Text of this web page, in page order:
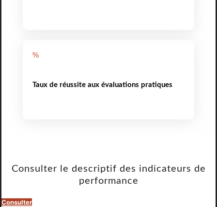
%
Taux de réussite aux évaluations pratiques
Consulter le descriptif des indicateurs de
performance
Consulter